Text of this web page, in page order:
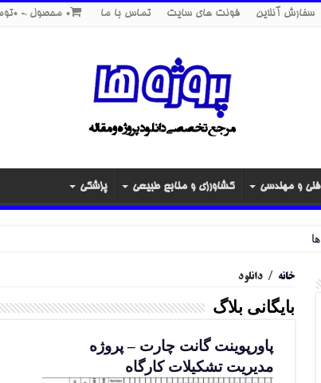
سفارش آنلاین فونت های سایت تماس با ما 0 محصول 0تومان
فنی و مهندسی کشاورزی و منابع طبیعی پزشکی
خانه / دانلود
بایگانی بلاگ
پاورپوینت گانت چارت – پروژه
مدیریت تشکیلات کارگاه